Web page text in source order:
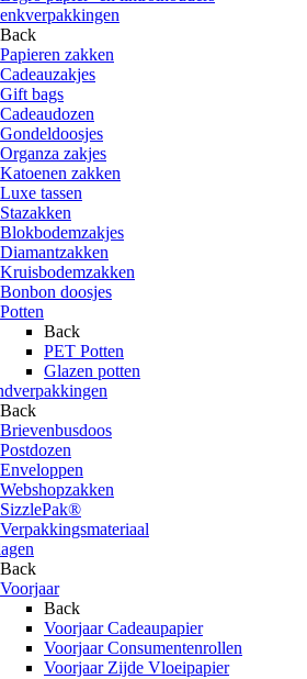
Back
Papieren zakken
Cadeauzakjes
Gift bags
Cadeaudozen
Gondeldoosjes
Organza zakjes
Katoenen zakken
Luxe tassen
Stazakken
Blokbodemzakjes
Diamantzakken
Kruisbodemzakken
Bonbon doosjes
Potten
Back
PET Potten
Glazen potten
Back
Brievenbusdoos
Postdozen
Enveloppen
Webshopzakken
SizzlePak®
Verpakkingsmateriaal
Back
Voorjaar
Back
Voorjaar Cadeaupapier
Voorjaar Consumentenrollen
Voorjaar Zijde Vloeipapier